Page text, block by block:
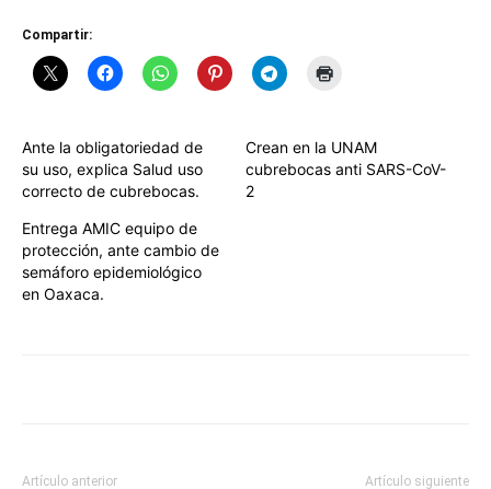
Compartir:
Ante la obligatoriedad de
su uso, explica Salud uso
correcto de cubrebocas.
Crean en la UNAM
cubrebocas anti SARS-CoV-
2
Entrega AMIC equipo de
protección, ante cambio de
semáforo epidemiológico
en Oaxaca.
Artículo anterior Artículo siguiente